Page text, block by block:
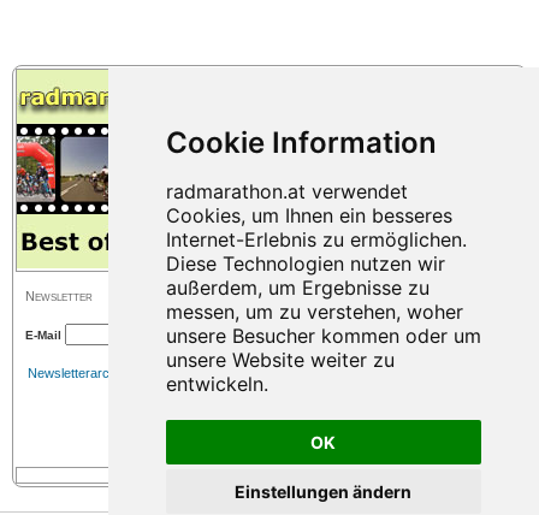
OK
Einstellungen ändern
Newsletter
E-Mail
Newsletterarchiv